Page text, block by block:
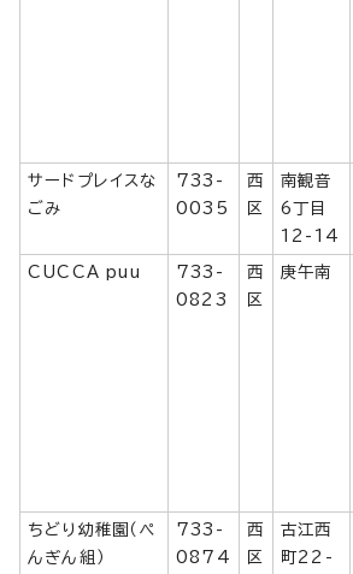
サードプレイスな
ごみ
733-
0035
西
区
南観音
6丁目
12-14
CUCCA puu
733-
0823
西
区
庚午南
ちどり幼稚園（ぺ
んぎん組）
733-
0874
西
区
古江西
町22-